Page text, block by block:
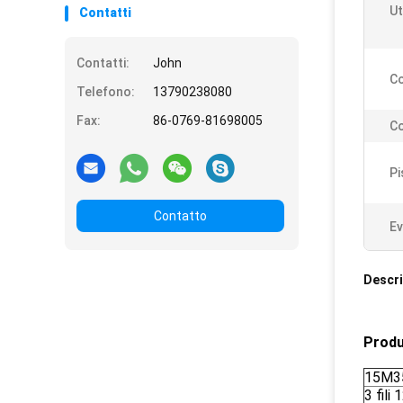
Contatti
Contatti:
John
Telefono:
13790238080
Fax:
86-0769-81698005
Contatto
3 fili